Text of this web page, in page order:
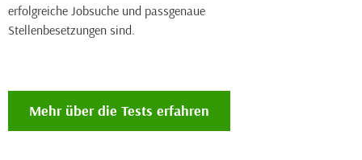
erfolgreiche Jobsuche und passgenaue
Stellenbesetzungen sind.
Mehr über die Tests erfahren